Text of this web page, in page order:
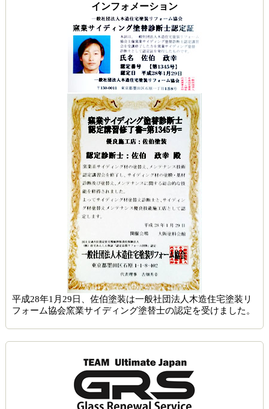
インフォメーション
平成28年1月29日、佐伯塗装は一般社団法人木造住宅塗装リ
フォーム協会窯業サイディング塗替士の認定を受けました。